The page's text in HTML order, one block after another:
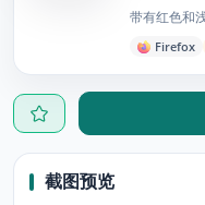
带有红色和
Firefox
截图预览